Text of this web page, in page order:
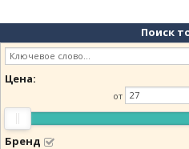
Поиск
Цена:
от
Бренд